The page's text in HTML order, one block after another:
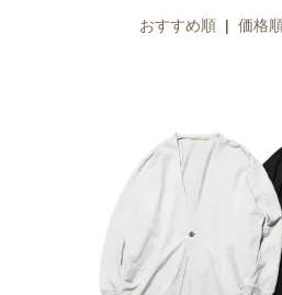
おすすめ順 | 価格